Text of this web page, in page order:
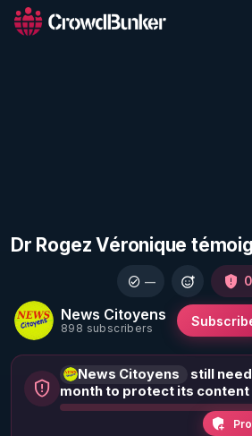
Dr Rogez Véronique
News Citoyens
898 subscribers
— 0
News Citoyens
still
month to protect its content